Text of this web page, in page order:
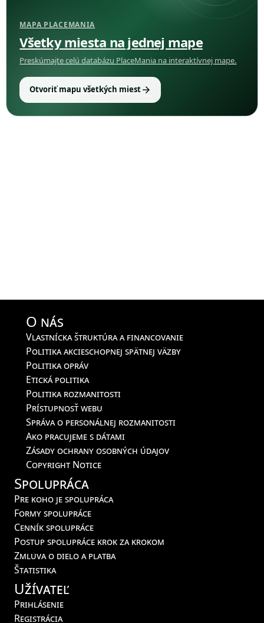
MAPA PLACEMANIA
Všetky miesta na jednej mape
Preskúmajte celú databázu PlaceMania na interaktívnej mape.
Otvoriť mapu všetkých miestarrow_forward
O nás
Vlastnícka štruktúra a financovanie
Politika akcieschopnej spätnej väzby
Politika opráv
Etická politika
Politika rozmanitosti
Prístupnosť webu
Správa o personálnej rozmanitosti
Ako pracujeme s dátami
Zásady ochrany osobných údajov
Copyright Notice
Spolupráca
Pre koho je spolupráca
Formy spolupráce
Cenník spolupráce
Postup spolupráce krok za krokom
Zmluva o dielo a platba
Štatistika
Užívateľ
Prihlásenie
Registrácia